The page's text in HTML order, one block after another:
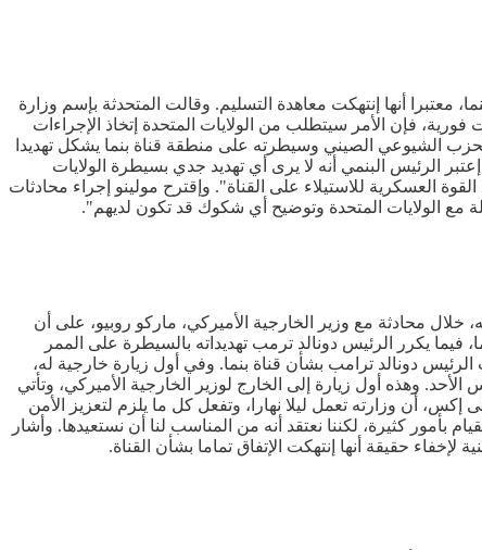
معتبرا أنها إنتهكت معاهدة التسليم. وقالت المتحدثة بإسم وزارة
فإن الأمر سيتطلب من الولايات المتحدة إتخاذ الإجراءات
الحزب الشيوعي الصيني وسيطرته على منطقة قناة بنما يشكل تهديدا
الرئيس البنمي أنه لا يرى أي تهديد جدي بسيطرة الولايات
العسكرية للاستيلاء على القناة". وإقترح مولينو إجراء محادثات
مع الولايات المتحدة وتوضيح أي شكوك قد تكون لديهم".
خلال محادثة مع وزير الخارجية الأميركي، ماركو روبيو، على أن
يكرر الرئيس دونالد ترمب تهديداته بالسيطرة على الممر
دونالد ترامب بشأن قناة بنما. وفي أول زيارة خارجية له،
وهذه أول زيارة إلى الخارج لوزير الخارجية الأميركي، وتأتي
أن وزارته تعمل ليلا نهارا، وتفعل كل ما يلزم لتعزيز الأمن
بأمور كثيرة، لكننا نعتقد أنه من المناسب لنا أن نستعيدها. وأشار
حقيقة أنها إنتهكت الإتفاق تماما بشأن القناة.